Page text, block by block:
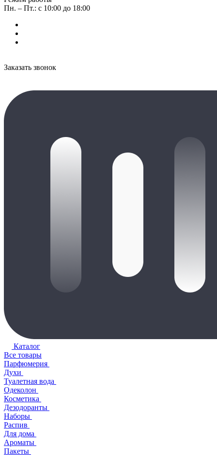
Пн. – Пт.: с 10:00 до 18:00
Заказать звонок
Каталог
Все товары
Парфюмерия
Духи
Туалетная вода
Одеколон
Косметика
Дезодоранты
Наборы
Распив
Для дома
Ароматы
Пакеты